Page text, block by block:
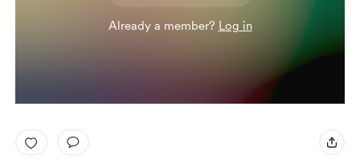
Already a member? Log in